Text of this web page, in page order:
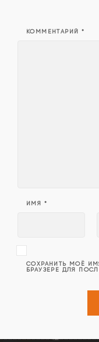
КОММЕНТАРИЙ *
ИМЯ *
СОХРАНИТЬ МОЁ
БРАУЗЕРЕ ДЛЯ